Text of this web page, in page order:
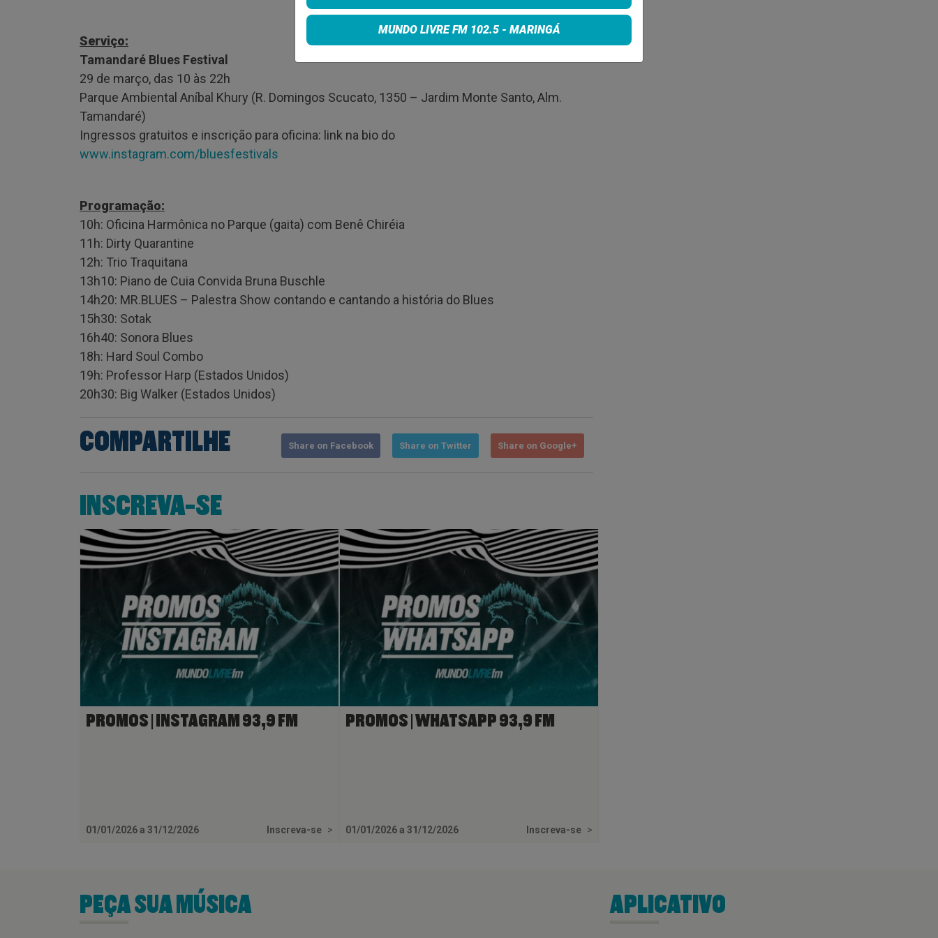
Serviço:
Tamandaré Blues Festival
29 de março, das 10 às 22h
Parque Ambiental Aníbal Khury (R. Domingos Scucato, 1350 – Jardim Monte Santo, Alm.
Tamandaré)
Ingressos gratuitos e inscrição para oficina: link na bio do
www.instagram.com/bluesfestivals
Programação:
10h: Oficina Harmônica no Parque (gaita) com Benê Chiréia
11h: Dirty Quarantine
12h: Trio Traquitana
13h10: Piano de Cuia Convida Bruna Buschle
14h20: MR.BLUES – Palestra Show contando e cantando a história do Blues
15h30: Sotak
16h40: Sonora Blues
18h: Hard Soul Combo
19h: Professor Harp (Estados Unidos)
20h30: Big Walker (Estados Unidos)
COMPARTILHE Share on Facebook Share on Twitter Share on Google+
INSCREVA-SE
PROMOS | INSTAGRAM 93,9 FM
01/01/2026 a 31/12/2026 Inscreva-se >
PROMOS | WHATSAPP 93,9 FM
01/01/2026 a 31/12/2026 Inscreva-se >
PEÇA SUA MÚSICA APLICATIVO
MUNDO LIVRE FM 102.5 - MARINGÁ